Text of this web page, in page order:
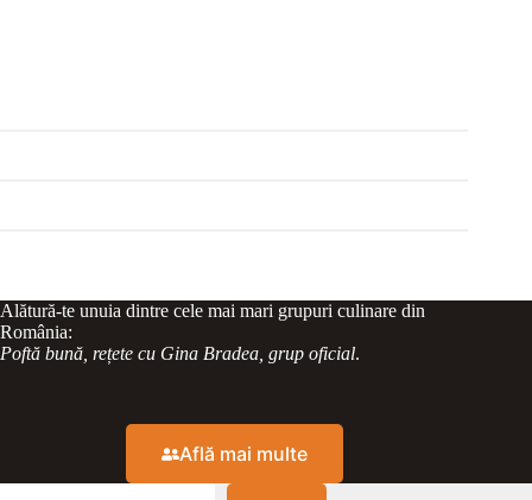
Alătură-te unuia dintre cele mai mari grupuri culinare din
România:
Poftă bună, rețete cu Gina Bradea, grup oficial.
Află mai multe